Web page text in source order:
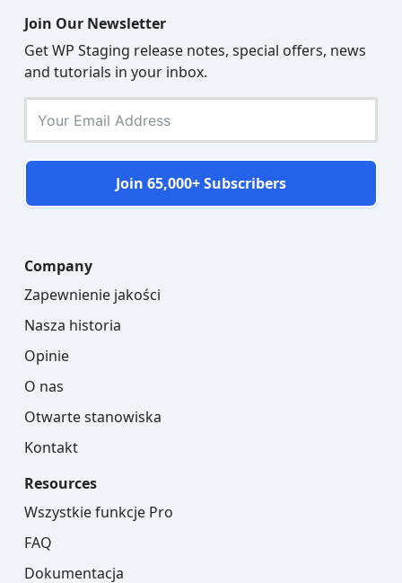
Join Our Newsletter
Get WP Staging release notes, special offers, news
and tutorials in your inbox.
Join 65,000+ Subscribers
Company
Zapewnienie jakości
Nasza historia
Opinie
O nas
Otwarte stanowiska
Kontakt
Resources
Wszystkie funkcje Pro
FAQ
Dokumentacja